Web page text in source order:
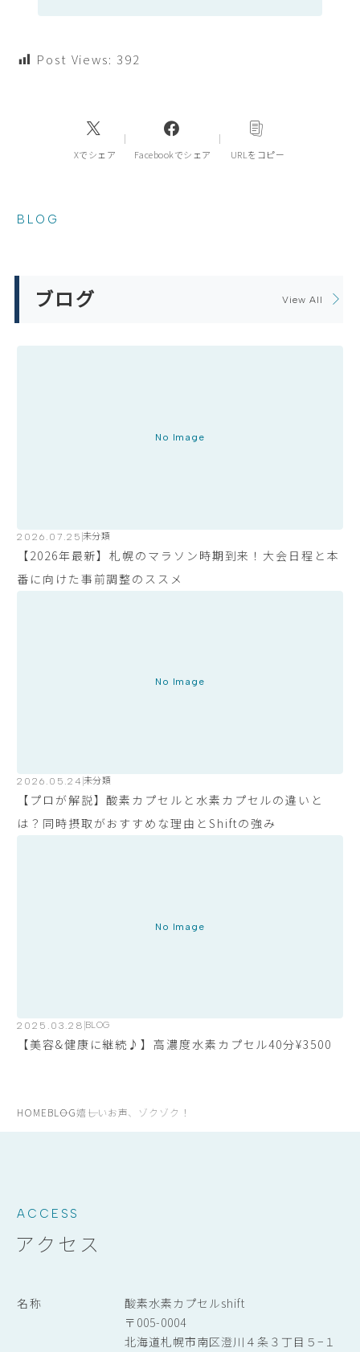
Post Views: 392
Xでシェア Facebookでシェア URLをコピー
BLOG
ブログ View All
No Image
2026.07.25 未分類
【2026年最新】札幌のマラソン時期到来！大会日程と本
番に向けた事前調整のススメ
No Image
2026.05.24 未分類
【プロが解説】酸素カプセルと水素カプセルの違いと
は？同時摂取がおすすめな理由とShiftの強み
No Image
2025.03.28 BLOG
【美容&健康に継続♪】高濃度水素カプセル40分¥3500
HOMEBLOG嬉しいお声、ゾクゾク！
ACCESS
アクセス
名称 酸素水素カプセルshift
〒005-0004
北海道札幌市南区澄川４条３丁目５−１